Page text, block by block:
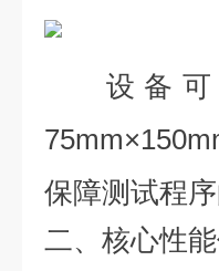
设备
保障测试程
二、核心性